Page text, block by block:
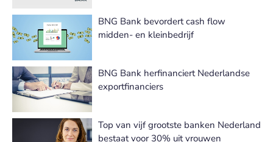
BNG Bank bevordert cash flow
midden- en kleinbedrijf
BNG Bank herfinanciert Nederlandse
exportfinanciers
Top van vijf grootste banken Nederland
bestaat voor 30% uit vrouwen